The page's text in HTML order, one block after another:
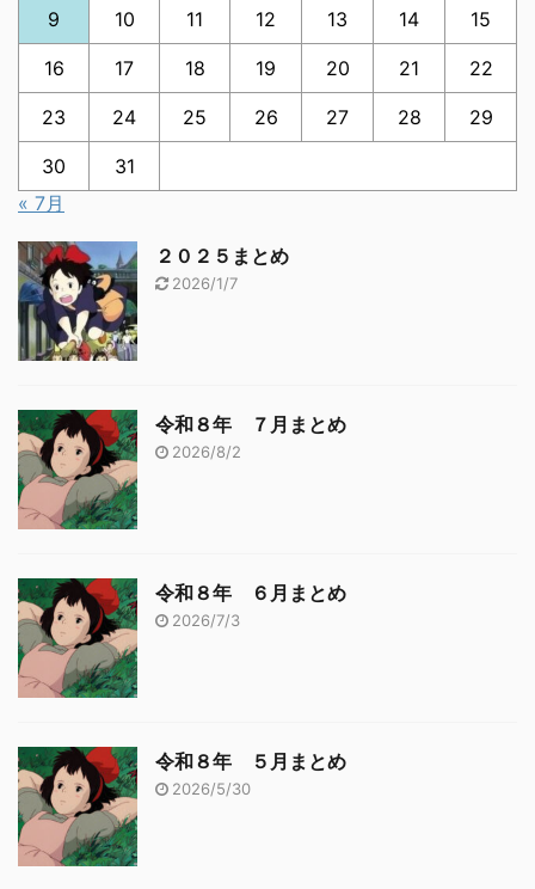
9 10 11 12 13 14 15
16 17 18 19 20 21 22
23 24 25 26 27 28 29
30
31
« 7月
２０２５まとめ
2026/1/7
令和８年 ７月まとめ
2026/8/2
令和８年 ６月まとめ
2026/7/3
令和８年 ５月まとめ
2026/5/30